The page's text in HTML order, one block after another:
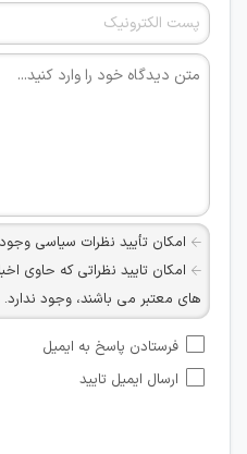
امکان تأیید نظرات سیاسی وجود
امکان تایید نظراتی که حاوی
های معتبر می باشند، وجود ندارد.
شبکه های مجازی ارتباطی می باشند
امکان تأیید نظرات کاربرانی
هرگونه تحریک، تحقیر و
فرستادن پاسخ به ایمیل
ارسال ایمیل تایید